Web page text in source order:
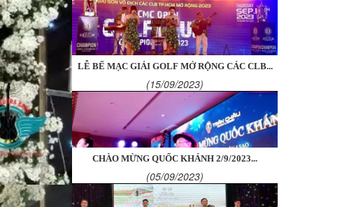
LỄ BẾ MẠC GIẢI GOLF MỞ RỘNG CÁC CLB...
(15/09/2023)
CHÀO MỪNG QUỐC KHÁNH 2/9/2023...
(05/09/2023)